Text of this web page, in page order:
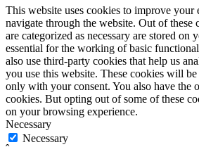
This website uses cookies to improve your
navigate through the website. Out of these
are categorized as necessary are stored on
essential for the working of basic
also use third-party cookies that help us
you use this website. These cookies will
only with your consent. You also have the
cookies. But opting out of some of these
on your browsing experience.
Necessary
Necessary